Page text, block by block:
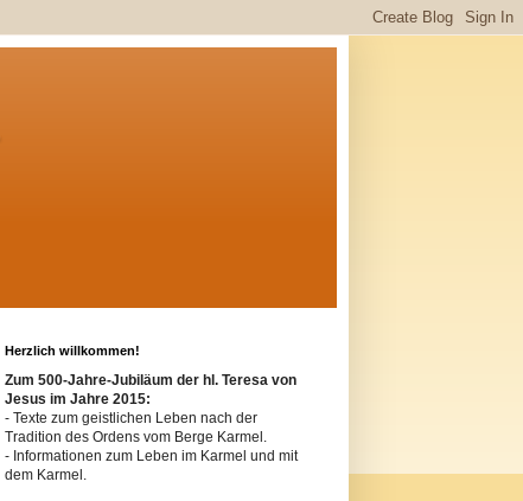
Herzlich willkommen!
Zum 500-Jahre-Jubiläum der hl. Teresa von
Jesus im Jahre 2015:
- Texte zum geistlichen Leben nach der
Tradition des Ordens vom Berge Karmel .
- Informationen zum Leben im Karmel und mit
dem Karmel.